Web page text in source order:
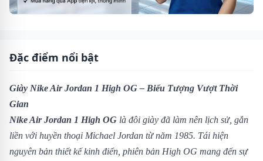
Đặc điểm nổi bật
Giày Nike Air Jordan 1 High OG – Biểu Tượng Vượt Thời
Gian
Nike Air Jordan 1 High OG là đôi giày đã làm nên lịch sử, gắn
liền với huyền thoại Michael Jordan từ năm 1985. Tái hiện
nguyên bản thiết kế kinh điển, phiên bản High OG mang đến sự